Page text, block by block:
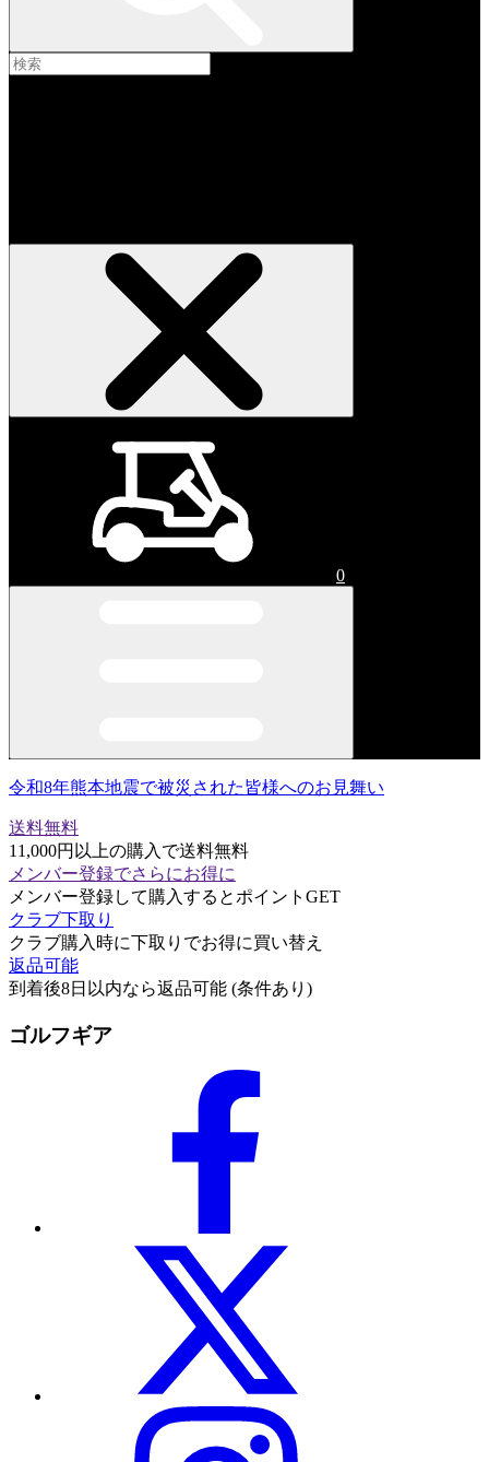
0
令和8年熊本地震で被災された皆様へのお見舞い
送料無料
11,000円以上の購入で送料無料
メンバー登録でさらにお得に
メンバー登録して購入するとポイントGET
クラブ下取り
クラブ購入時に下取りでお得に買い替え
返品可能
到着後8日以内なら返品可能 (条件あり)
ゴルフギア